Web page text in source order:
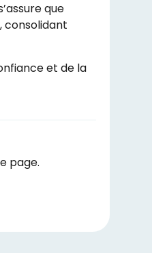
que
consolidant
et de la
page.